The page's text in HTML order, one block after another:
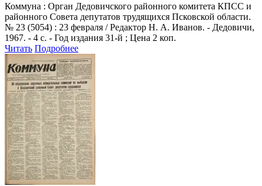
Коммуна : Орган Дедовичского районного комитета КПСС и
районного Совета депутатов трудящихся Псковской области.
№ 23 (5054) : 23 февраля / Редактор Н. А. Иванов. - Дедовичи,
1967. - 4 с. - Год издания 31-й ; Цена 2 коп.
Читать Подробнее